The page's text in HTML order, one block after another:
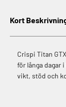
Kort
Crispi Titan
för långa dagar
vikt, stöd och